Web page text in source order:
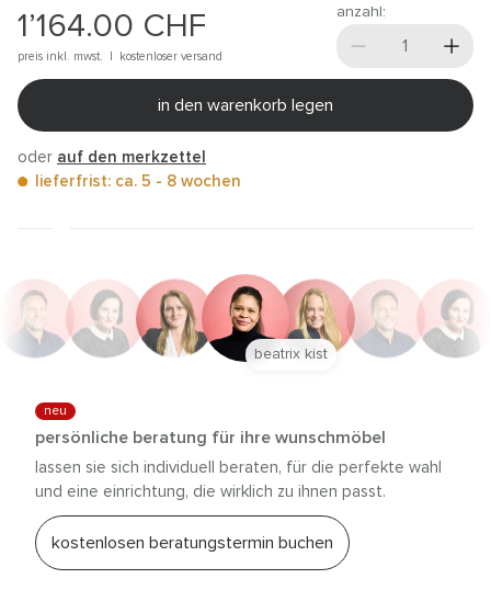
1’164.00 CHF
preis inkl. mwst. | kostenloser versand
anzahl:
in den warenkorb legen
oder auf den merkzettel
lieferfrist: ca. 5 - 8 wochen
neu
persönliche beratung für ihre wunschmöbel
lassen sie sich individuell beraten, für die perfekte wahl
und eine einrichtung, die wirklich zu ihnen passt.
kostenlosen beratungstermin buchen
beatrix kist